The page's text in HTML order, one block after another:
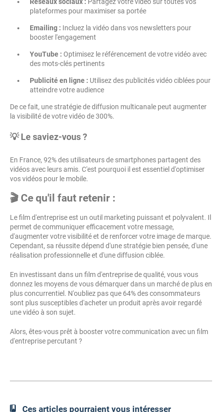
plateformes pour maximiser sa portée
Emailing : Incluez la vidéo dans vos newsletters pour
booster l'engagement
YouTube : Optimisez le référencement de votre vidéo avec
des mots-clés pertinents
Publicité en ligne : Utilisez des publicités vidéo ciblées pour
atteindre votre audience
De ce fait, une stratégie de diffusion multicanale peut augmenter
la visibilité de votre vidéo de 300%.
💡 Le saviez-vous ?
En France, 92% des utilisateurs de smartphones partagent des
vidéos avec leurs amis. C'est pourquoi il est essentiel d'optimiser
vos vidéos pour le mobile.
🎬 Ce qu'il faut retenir :
Le film d'entreprise est un outil marketing puissant et polyvalent. Il
permet de communiquer efficacement votre message,
d'augmenter votre visibilité et de renforcer votre image de marque.
Cependant, sa réussite dépend d'une stratégie bien pensée, d'une
réalisation professionnelle et d'une diffusion ciblée.
En investissant dans un film d'entreprise de qualité, vous vous
donnez les moyens de vous démarquer dans un marché de plus en
plus concurrentiel. N'oubliez pas que 64% des consommateurs
sont plus susceptibles d'acheter un produit après avoir regardé
une vidéo à son sujet.
Alors, êtes-vous prêt à booster votre communication avec un film
d'entreprise percutant ?
Ces articles pourraient vous intéresser